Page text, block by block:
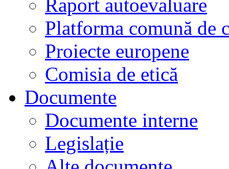
Raport autoevaluare
Platforma comună de
Proiecte europene
Comisia de etică
Documente
Documente interne
Legislație